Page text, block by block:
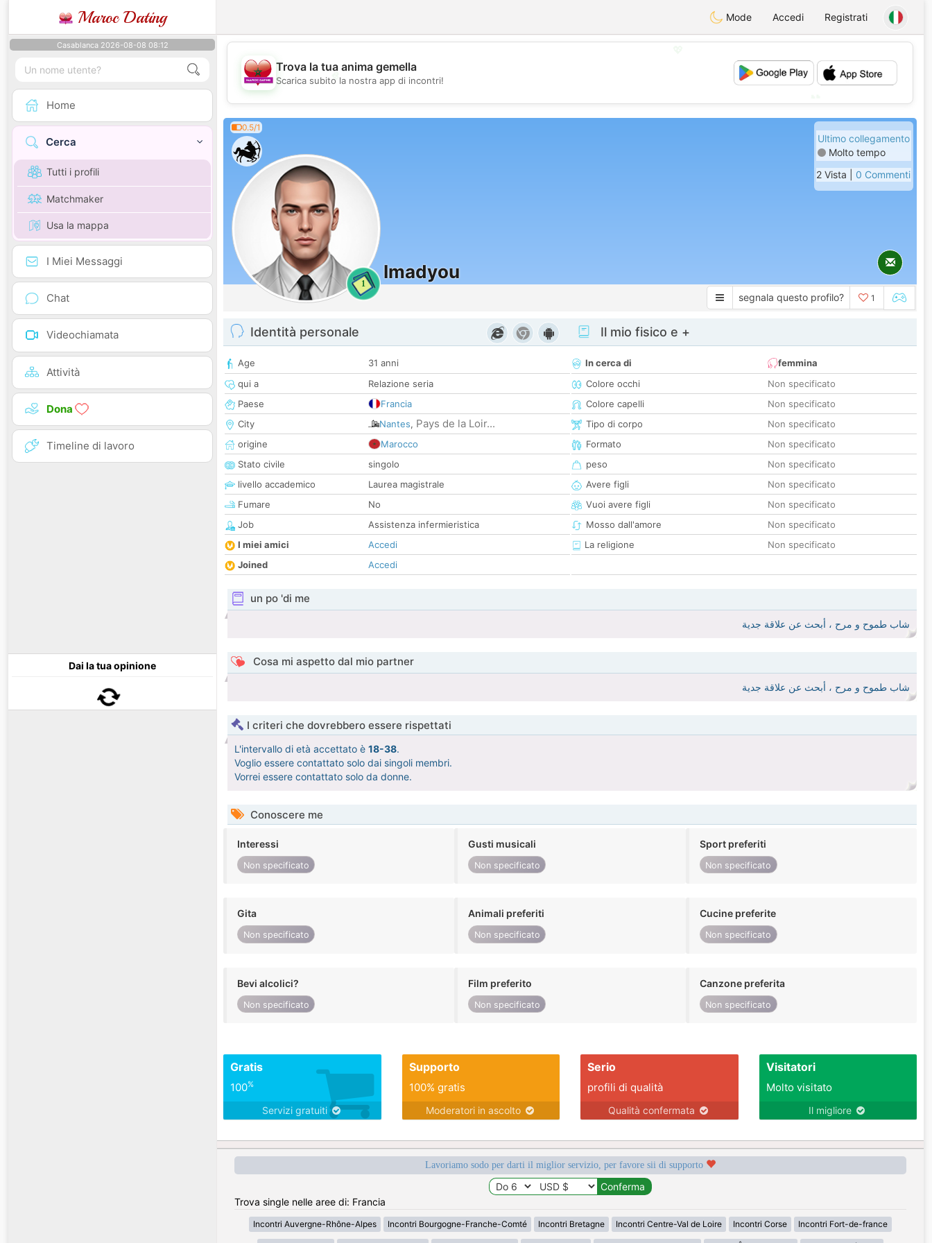
Maroc Dating Mode Accedi Registrati
Casablanca 2026-08-08 08:12
Home
Cerca
Tutti i profili
Matchmaker
Usa la mappa
I Miei Messaggi
Chat
Videochiamata
Attività
Dona
Timeline di lavoro
Dai la tua opinione
💖
💕
Trova la tua anima gemella
Scarica subito la nostra app di incontri!
0.5/1
1
Imadyou
Ultimo collegamento
Molto tempo
2 Vista | 0 Commenti
segnala questo profilo? 1
Identità personale
Age
31 anni
qui a
Relazione seria
Paese
Francia
City
Nantes, Pays de la Loir...
origine
Marocco
Stato civile
singolo
livello accademico
Laurea magistrale
Fumare
No
Job
Assistenza infermieristica
I miei amici
Accedi
Joined
Accedi
Il mio fisico e +
In cerca di
femmina
Colore occhi
Non specificato
Colore capelli
Non specificato
Tipo di corpo
Non specificato
Formato
Non specificato
peso
Non specificato
Avere figli
Non specificato
Vuoi avere figli
Non specificato
Mosso dall'amore
Non specificato
La religione
Non specificato
un po 'di me
شاب طموح و مرح ، أبحث عن علاقة جدية
Cosa mi aspetto dal mio partner
شاب طموح و مرح ، أبحث عن علاقة جدية
I criteri che dovrebbero essere rispettati
L'intervallo di età accettato è 18-38.
Voglio essere contattato solo dai singoli membri.
Vorrei essere contattato solo da donne.
Conoscere me
Interessi
Non specificato
Gusti musicali
Non specificato
Sport preferiti
Non specificato
Gita
Non specificato
Animali preferiti
Non specificato
Cucine preferite
Non specificato
Bevi alcolici?
Non specificato
Film preferito
Non specificato
Canzone preferita
Non specificato
Gratis
100%
Servizi gratuiti
Supporto
100% gratis
Moderatori in ascolto
Serio
profili di qualità
Qualità confermata
Visitatori
Molto visitato
Il migliore
Lavoriamo sodo per darti il miglior servizio, per favore sii di supporto
Trova single nelle aree di: Francia
Incontri Auvergne-Rhône-Alpes Incontri Bourgogne-Franche-Comté Incontri Bretagne Incontri Centre-Val de Loire Incontri Corse Incontri Fort-de-france